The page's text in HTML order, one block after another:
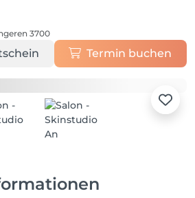
3700
Termin buchen